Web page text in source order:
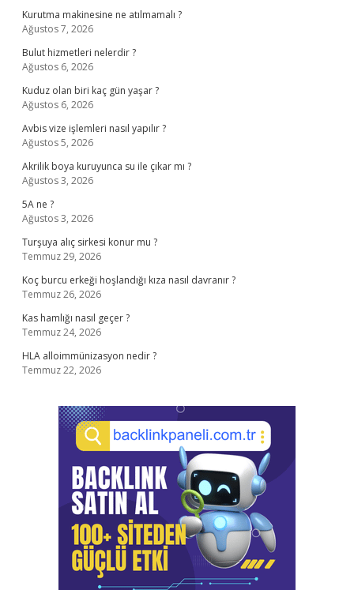
Kurutma makinesine ne atılmamalı ?
Ağustos 7, 2026
Bulut hizmetleri nelerdir ?
Ağustos 6, 2026
Kuduz olan biri kaç gün yaşar ?
Ağustos 6, 2026
Avbis vize işlemleri nasıl yapılır ?
Ağustos 5, 2026
Akrilik boya kuruyunca su ile çıkar mı ?
Ağustos 3, 2026
5A ne ?
Ağustos 3, 2026
Turşuya alıç sirkesi konur mu ?
Temmuz 29, 2026
Koç burcu erkeği hoşlandığı kıza nasıl davranır ?
Temmuz 26, 2026
Kas hamlığı nasıl geçer ?
Temmuz 24, 2026
HLA alloimmünizasyon nedir ?
Temmuz 22, 2026